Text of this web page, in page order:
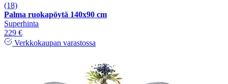
(18)
Palma ruokapöytä 140x90 cm
Superhinta
229 €
Verkkokaupan varastossa